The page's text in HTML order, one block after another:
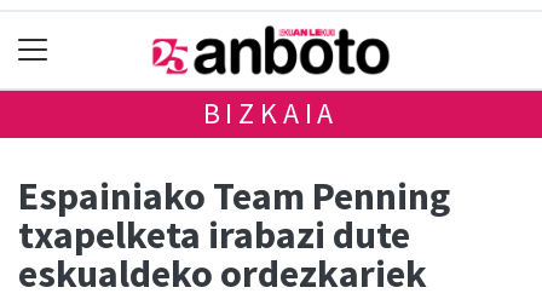
BIZKAIA
Espainiako Team Penning
txapelketa irabazi dute
eskualdeko ordezkariek